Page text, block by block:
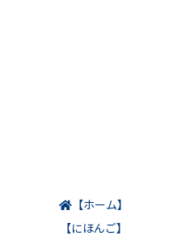
【ホーム】
【にほんご】